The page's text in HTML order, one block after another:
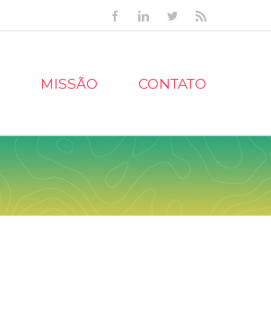
FacebookLinkedinTwitter
MISSÃO CONTATO